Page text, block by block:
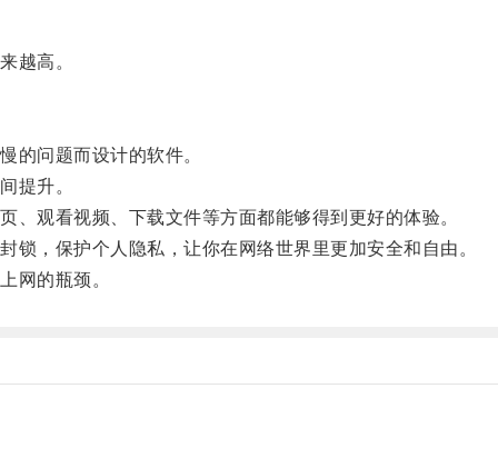
越高。
问题而设计的软件。
提升。
观看视频、下载文件等方面都能够得到更好的体验。
，保护个人隐私，让你在网络世界里更加安全和自由。
的瓶颈。